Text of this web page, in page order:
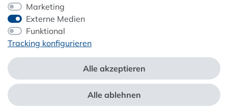
ZAHLUNG & VERSAND
*Alle Preise inkl. der gesetzl. MwSt. zzgl.Service- und Versandkosten
Marketing
Externe Medien
Funktional
Tracking konfigurieren
Alle akzeptieren
Alle ablehnen